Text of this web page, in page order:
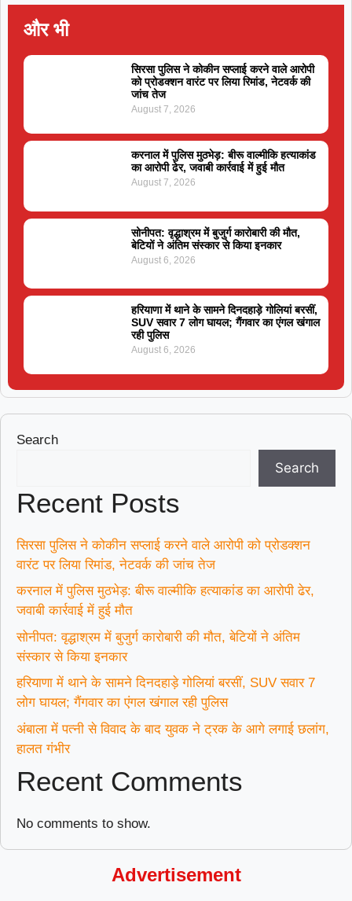
और भी
सिरसा पुलिस ने कोकीन सप्लाई करने वाले आरोपी
को प्रोडक्शन वारंट पर लिया रिमांड, नेटवर्क की
जांच तेज
August 7, 2026
करनाल में पुलिस मुठभेड़: बीरू वाल्मीकि हत्याकांड
का आरोपी ढेर, जवाबी कार्रवाई में हुई मौत
August 7, 2026
सोनीपत: वृद्धाश्रम में बुजुर्ग कारोबारी की मौत,
बेटियों ने अंतिम संस्कार से किया इनकार
August 6, 2026
हरियाणा में थाने के सामने दिनदहाड़े गोलियां बरसीं,
SUV सवार 7 लोग घायल; गैंगवार का एंगल खंगाल
रही पुलिस
August 6, 2026
Search
Search
Recent Posts
सिरसा पुलिस ने कोकीन सप्लाई करने वाले आरोपी को प्रोडक्शन
वारंट पर लिया रिमांड, नेटवर्क की जांच तेज
करनाल में पुलिस मुठभेड़: बीरू वाल्मीकि हत्याकांड का आरोपी ढेर,
जवाबी कार्रवाई में हुई मौत
सोनीपत: वृद्धाश्रम में बुजुर्ग कारोबारी की मौत, बेटियों ने अंतिम
संस्कार से किया इनकार
हरियाणा में थाने के सामने दिनदहाड़े गोलियां बरसीं, SUV सवार 7
लोग घायल; गैंगवार का एंगल खंगाल रही पुलिस
अंबाला में पत्नी से विवाद के बाद युवक ने ट्रक के आगे लगाई छलांग,
हालत गंभीर
Recent Comments
No comments to show.
Advertisement